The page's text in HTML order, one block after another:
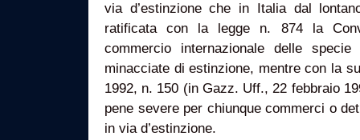
via d’estinzione che in Italia dal
ratificata con la legge n. 874 la
commercio internazionale delle
minacciate di estinzione, mentre con la
1992, n. 150 (in Gazz. Uff., 22 febbraio
pene severe per chiunque commerci o
in via d’estinzione.